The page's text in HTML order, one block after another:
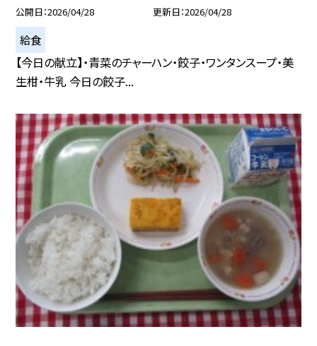
公開日 2026/04/28 更新日 2026/04/28
給食
【今日の献立】・青菜のチャーハン・餃子・ワンタンスープ・美
生柑・牛乳 今日の餃子...